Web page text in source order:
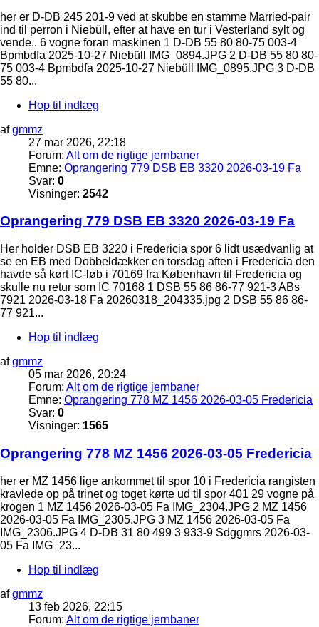
her er D-DB 245 201-9 ved at skubbe en stamme Married-pair
ind til perron i Niebüll, efter at have en tur i Vesterland sylt og
vende.. 6 vogne foran maskinen 1 D-DB 55 80 80-75 003-4
Bpmbdfa 2025-10-27 Niebüll IMG_0894.JPG 2 D-DB 55 80 80-
75 003-4 Bpmbdfa 2025-10-27 Niebüll IMG_0895.JPG 3 D-DB
55 80...
Hop til indlæg
afgmmz
27 mar 2026, 22:18
Forum: Alt om de rigtige jernbaner
Emne: Oprangering 779 DSB EB 3320 2026-03-19 Fa
Svar: 0
Visninger: 2542
Oprangering 779 DSB EB 3320 2026-03-19 Fa
Her holder DSB EB 3220 i Fredericia spor 6 lidt usædvanlig at
se en EB med Dobbeldækker en torsdag aften i Fredericia den
havde så kørt IC-løb i 70169 fra København til Fredericia og
skulle nu retur som IC 70168 1 DSB 55 86 86-77 921-3 ABs
7921 2026-03-18 Fa 20260318_204335.jpg 2 DSB 55 86 86-
77 921...
Hop til indlæg
afgmmz
05 mar 2026, 20:24
Forum: Alt om de rigtige jernbaner
Emne: Oprangering 778 MZ 1456 2026-03-05 Fredericia
Svar: 0
Visninger: 1565
Oprangering 778 MZ 1456 2026-03-05 Fredericia
her er MZ 1456 lige ankommet til spor 10 i Fredericia rangisten
kravlede op på trinet og toget kørte ud til spor 401 29 vogne på
krogen 1 MZ 1456 2026-03-05 Fa IMG_2304.JPG 2 MZ 1456
2026-03-05 Fa IMG_2305.JPG 3 MZ 1456 2026-03-05 Fa
IMG_2306.JPG 4 D-DB 31 80 499 3 933-9 Sdggmrs 2026-03-
05 Fa IMG_23...
Hop til indlæg
afgmmz
13 feb 2026, 22:15
Forum: Alt om de rigtige jernbaner